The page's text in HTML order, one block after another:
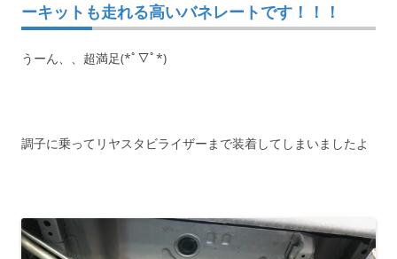
ーキットも走れる高いバネレートです！！！
うーん、、超満足(*ﾟ▽ﾟ*)
調子に乗ってリヤスタビライザーまで装着してしまいましたよ